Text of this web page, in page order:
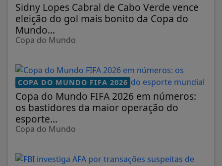
Sidny Lopes Cabral de Cabo Verde vence
eleição do gol mais bonito da Copa do
Mundo...
Copa do Mundo
COPA DO MUNDO FIFA 2026
Copa do Mundo FIFA 2026 em números:
os bastidores da maior operação do
esporte...
Copa do Mundo